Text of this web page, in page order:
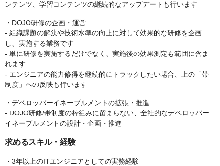
ンテンツ、学習コンテンツの継続的なアップデートも行います
・DOJO研修の企画・運営
- 組織課題の解決や技術水準の向上に対して効果的な研修を企画
し、実施する業務です
- 単に研修を実施するだけでなく、実施後の効果測定も範囲に含ま
れます
- エンジニアの能力修得を継続的にトラックしたい場合、上の「帯
制度」への反映も行います
・デベロッパーイネーブルメントの拡張・推進
- DOJO研修/帯制度の枠組みに留まらない、全社的なデベロッパー
イネーブルメントの設計・企画・推進
求めるスキル・経験
・3年以上のITエンジニアとしての実務経験